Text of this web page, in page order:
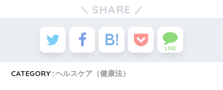
SHARE
LINE
CATEGORY :ヘルスケア（健康法）